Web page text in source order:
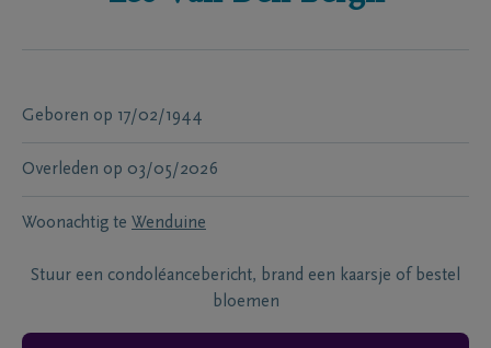
Geboren op 17/02/1944
Overleden op 03/05/2026
Woonachtig te Wenduine
Stuur een condoléancebericht, brand een kaarsje of bestel
bloemen